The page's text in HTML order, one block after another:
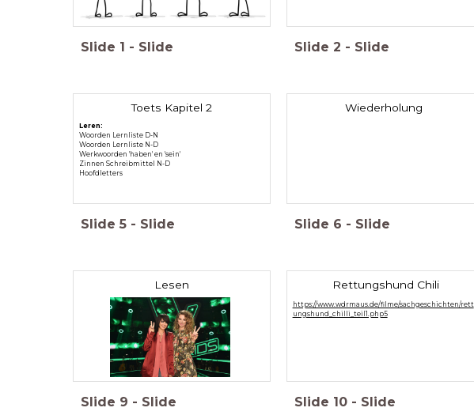
Slide 1 - Slide Slide 2 - Slide
Toets Kapitel 2
Leren:
Woorden Lernliste D-N
Woorden Lernliste N-D
Werkwoorden 'haben' en 'sein'
Zinnen Schreibmittel N-D
Hoofdletters
Slide 5 - Slide
Wiederholung
Slide 6 - Slide
Lesen
Slide 9 - Slide
Rettungshund Chili
https://www.wdrmaus.de/filme/sachgeschichten/rett
ungshund_chilli_teil1.php5
Slide 10 - Slide